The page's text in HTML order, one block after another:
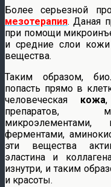
Более серьезной
мезотерапия. Даная
при помощи
и средние слои кожи
вещества.
Таким образом,
попасть прямо в
человеческая кожа,
препаратов,
микроэлементами,
ферментами,
эти вещества
эластина и
изнутри, и таким
и красоты.